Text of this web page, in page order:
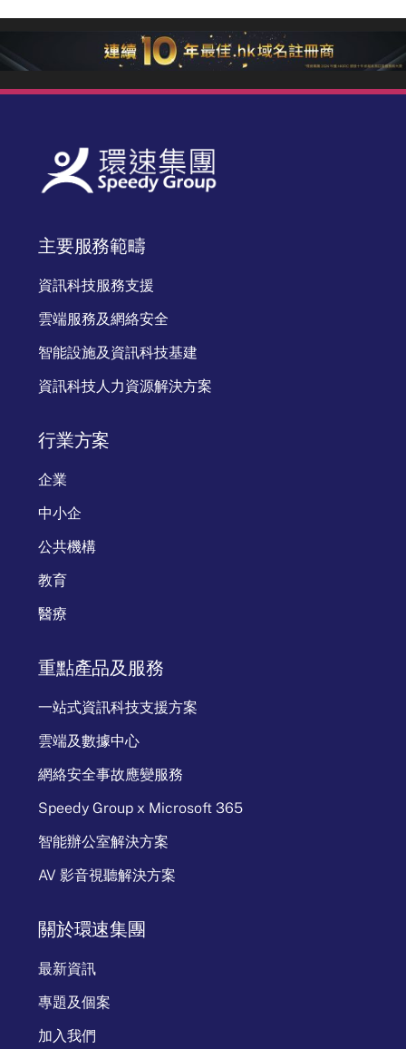
主要服務範疇
資訊科技服務支援
雲端服務及網絡安全
智能設施及資訊科技基建
資訊科技人力資源解決方案
行業方案
企業
中小企
公共機構
教育
醫療
重點產品及服務
一站式資訊科技支援方案
雲端及數據中心
網絡安全事故應變服務
Speedy Group x Microsoft 365
智能辦公室解決方案
AV 影音視聽解決方案
關於環速集團
最新資訊
專題及個案
加入我們